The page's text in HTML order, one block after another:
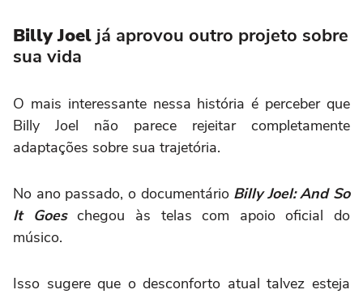
Billy Joel já aprovou outro projeto sobre
sua vida
O mais interessante nessa história é perceber que
Billy Joel não parece rejeitar completamente
adaptações sobre sua trajetória.
No ano passado, o documentário Billy Joel: And So
It Goeschegou às telas com apoio oficial do
músico.
Isso sugere que o desconforto atual talvez esteja